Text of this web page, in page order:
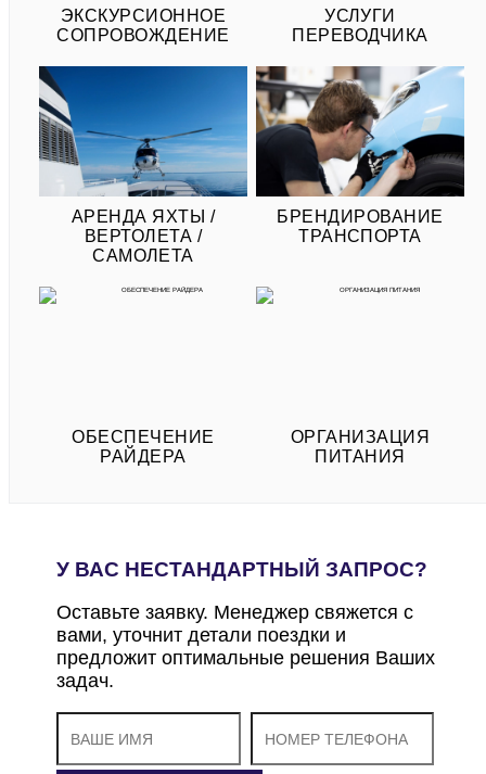
ЭКСКУРСИОННОЕ
СОПРОВОЖДЕНИЕ
УСЛУГИ
ПЕРЕВОДЧИКА
АРЕНДА ЯХТЫ /
ВЕРТОЛЕТА /
САМОЛЕТА
БРЕНДИРОВАНИЕ
ТРАНСПОРТА
ОБЕСПЕЧЕНИЕ
РАЙДЕРА
ОРГАНИЗАЦИЯ
ПИТАНИЯ
У ВАС НЕСТАНДАРТНЫЙ ЗАПРОС?
Оставьте заявку. Менеджер свяжется с
вами, уточнит детали поездки и
предложит оптимальные решения Ваших
задач.